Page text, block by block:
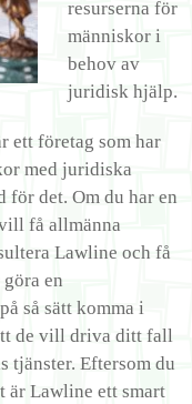
resurserna för
människor i
behov av
juridisk hjälp.
ett företag som har
med juridiska
för det. Om du har en
få allmänna
Lawline och få
en
så sätt komma i
de vill driva ditt fall
tjänster. Eftersom du
är Lawline ett smart